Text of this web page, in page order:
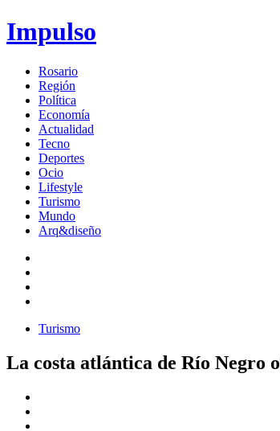
Impulso
Rosario
Región
Política
Economía
Actualidad
Tecno
Deportes
Ocio
Lifestyle
Turismo
Mundo
Arq&diseño
Turismo
La costa atlántica de Río Negro